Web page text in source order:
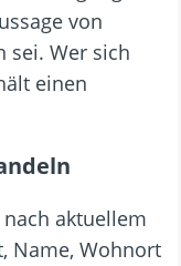
von
sei. Wer sich
einen
aktuellem
Name, Wohnort